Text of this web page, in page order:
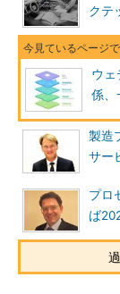
クテ
ウェ
係、
製造
サー
プロ
ば